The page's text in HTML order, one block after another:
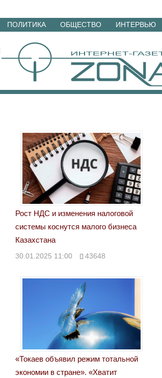
Перейти
материалам
ПОЛИТИКА ОБЩЕСТВО ИНТЕРВЬЮ
Рост НДС и изменения налоговой
системы коснутся малого бизнеса
Казахстана
30.01.2025 11:00 43648
«Токаев объявил режим тотальной
экономии в стране». «Хватит